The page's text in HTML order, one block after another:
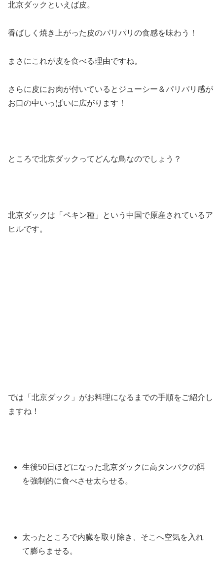
北京ダックといえば皮。
香ばしく焼き上がった皮のパリパリの食感を味わう！
まさにこれが皮を食べる理由ですね。
さらに皮にお肉が付いているとジューシー＆パリパリ感が
お口の中いっぱいに広がります！
ところで北京ダックってどんな鳥なのでしょう？
北京ダックは「ペキン種」という中国で原産されているア
ヒルです。
では「北京ダック」がお料理になるまでの手順をご紹介し
ますね！
生後50日ほどになった北京ダックに高タンパクの餌
を強制的に食べさせ太らせる。
太ったところで内臓を取り除き、そこへ空気を入れ
て膨らませる。